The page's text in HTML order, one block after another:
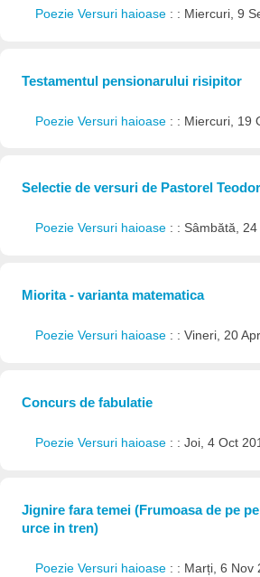
Poezie Versuri haioase : : Miercuri, 9
Testamentul pensionarului risipitor
Poezie Versuri haioase : : Miercuri, 19
Selectie de versuri de Pastorel
Poezie Versuri haioase : : Sâmbătă,
Miorita - varianta matematica
Poezie Versuri haioase : : Vineri, 20
Concurs de fabulatie
Poezie Versuri haioase : : Joi, 4 Oct
Jignire fara temei (Frumoasa de pe
urce in tren)
Poezie Versuri haioase : : Marți, 6 Nov